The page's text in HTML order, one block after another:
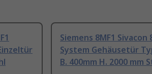
Siemens 8MF1 Sivacon
System Gehäusetür
B. 400mm H. 2000 mm